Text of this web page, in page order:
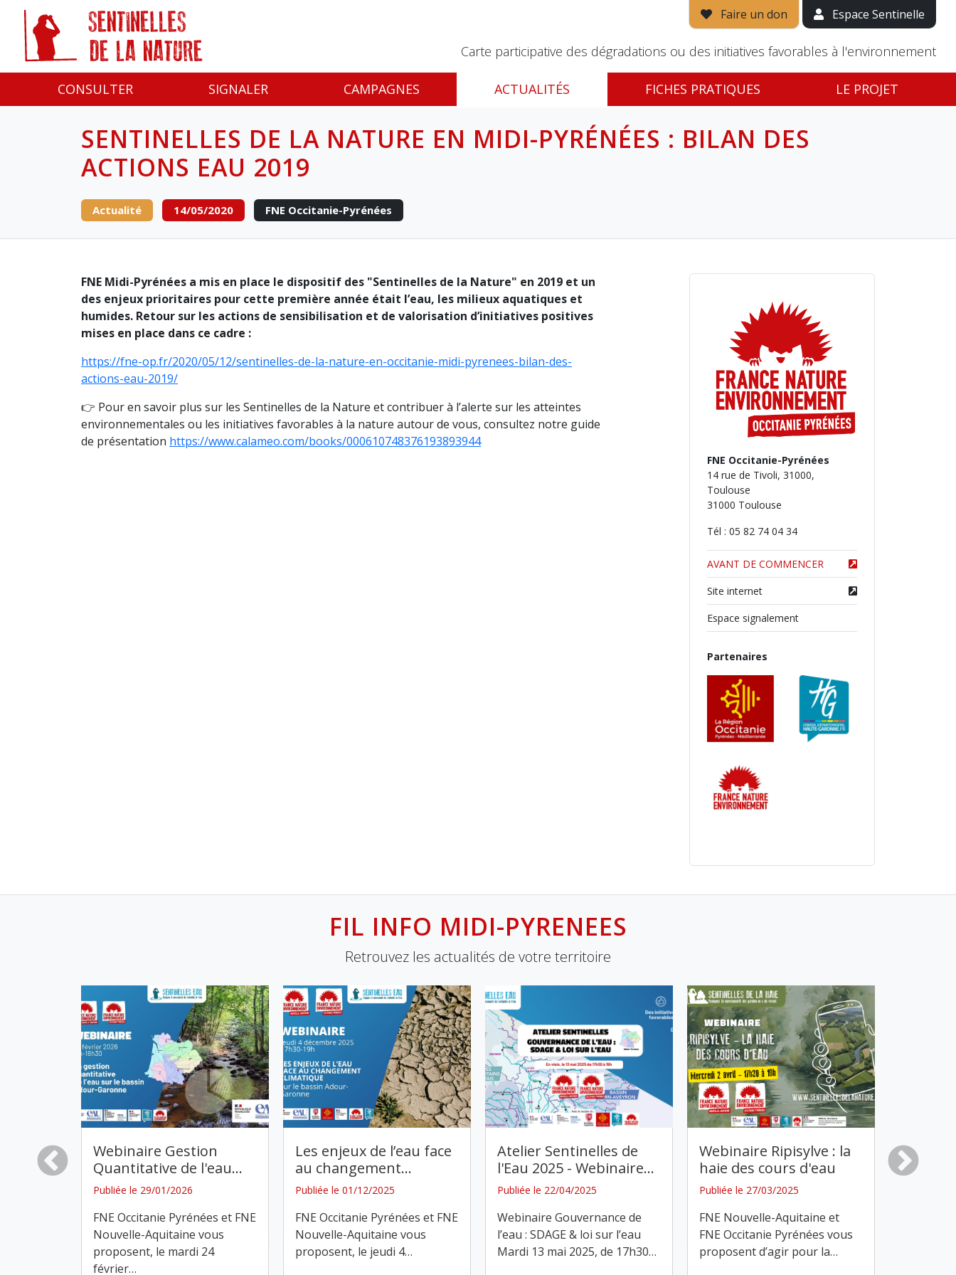
Faire un don Espace Sentinelle
Carte participative des dégradations ou des initiatives favorables à l'environnement
CONSULTER SIGNALER CAMPAGNES ACTUALITÉS FICHES PRATIQUES LE PROJET
SENTINELLES DE LA NATURE EN MIDI-PYRÉNÉES : BILAN DES
ACTIONS EAU 2019
Actualité 14/05/2020 FNE Occitanie-Pyrénées
FNE Midi-Pyrénées a mis en place le dispositif des "Sentinelles de la Nature" en 2019 et un
des enjeux prioritaires pour cette première année était l’eau, les milieux aquatiques et
humides. Retour sur les actions de sensibilisation et de valorisation d’initiatives positives
mises en place dans ce cadre :
https://fne-op.fr/2020/05/12/sentinelles-de-la-nature-en-occitanie-midi-pyrenees-bilan-des-
actions-eau-2019/
👉 Pour en savoir plus sur les Sentinelles de la Nature et contribuer à l’alerte sur les atteintes
environnementales ou les initiatives favorables à la nature autour de vous, consultez notre guide
de présentation https://www.calameo.com/books/000610748376193893944
FNE Occitanie-Pyrénées
14 rue de Tivoli, 31000,
Toulouse
31000 Toulouse
Tél : 05 82 74 04 34
AVANT DE COMMENCER
Site internet
Espace signalement
Partenaires
FIL INFO MIDI-PYRENEES
Retrouvez les actualités de votre territoire
sur le
…
Webinaire Gestion
Quantitative de l'eau…
Publiée le 29/01/2026
FNE Occitanie Pyrénées et FNE
Nouvelle-Aquitaine vous
proposent, le mardi 24
février…
Les enjeux de l’eau face
au changement…
Publiée le 01/12/2025
FNE Occitanie Pyrénées et FNE
Nouvelle-Aquitaine vous
proposent, le jeudi 4…
Atelier Sentinelles de
l'Eau 2025 - Webinaire…
Publiée le 22/04/2025
Webinaire Gouvernance de
l’eau : SDAGE & loi sur l’eau
Mardi 13 mai 2025, de 17h30…
Webinaire Ripisylve : la
haie des cours d'eau
Publiée le 27/03/2025
FNE Nouvelle-Aquitaine et
FNE Occitanie Pyrénées vous
proposent d’agir pour la…
Atelier
l'Eau
Panneau de gestion des cookies